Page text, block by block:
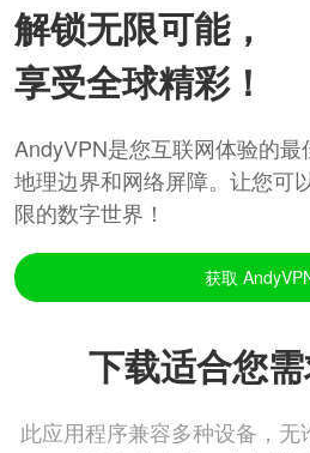
解锁无限可能，
享受全球精彩！
AndyVPN是您互联网体验的
地理边界和网络屏障。让您可
限的数字世界！
获取
下载适合您
此应用程序兼容多种设备，